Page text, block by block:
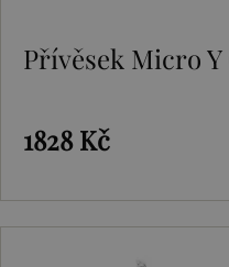
Přívěsek Micro Y
1828 Kč